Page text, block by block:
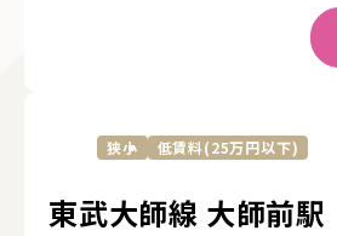
狭小 低賃料(25万円以下)
東武大師線 大師前駅